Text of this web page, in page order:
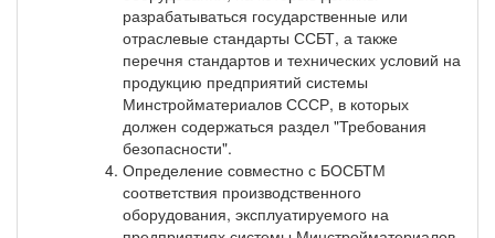
разрабатываться государственные или
отраслевые стандарты ССБТ, а также
перечня стандартов и технических условий на
продукцию предприятий системы
Минстройматериалов СССР, в которых
должен содержаться раздел "Требования
безопасности".
Определение совместно с БОСБТМ
соответствия производственного
оборудования, эксплуатируемого на